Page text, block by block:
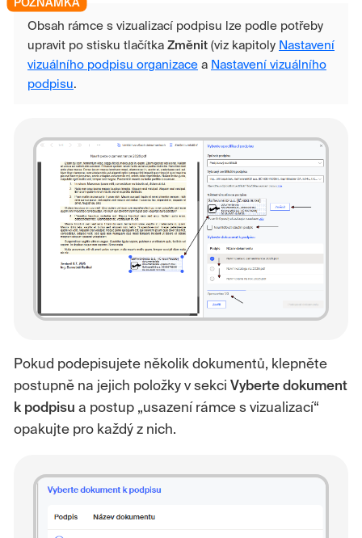
Obsah rámce s vizualizací podpisu lze podle potřeby
upravit po stisku tlačítka Změnit (viz kapitoly Nastavení
vizuálního podpisu organizace a Nastavení vizuálního
podpisu.
Pokud podepisujete několik dokumentů, klepněte
postupně na jejich položky v sekci Vyberte dokument
k podpisu a postup „usazení rámce s vizualizací“
opakujte pro každý z nich.